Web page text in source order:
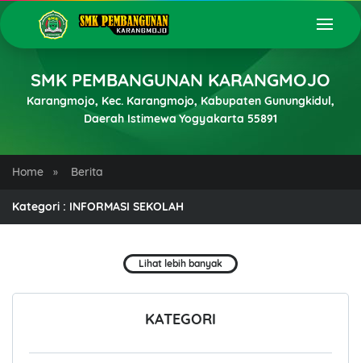
SMK PEMBANGUNAN KARANGMOJO
Karangmojo, Kec. Karangmojo, Kabupaten Gunungkidul,
Daerah Istimewa Yogyakarta 55891
Home » Berita
Kategori : INFORMASI SEKOLAH
Lihat lebih banyak
KATEGORI